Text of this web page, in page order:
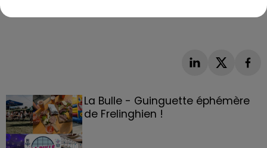
La Bulle - Guinguette éphémère
de Frelinghien !